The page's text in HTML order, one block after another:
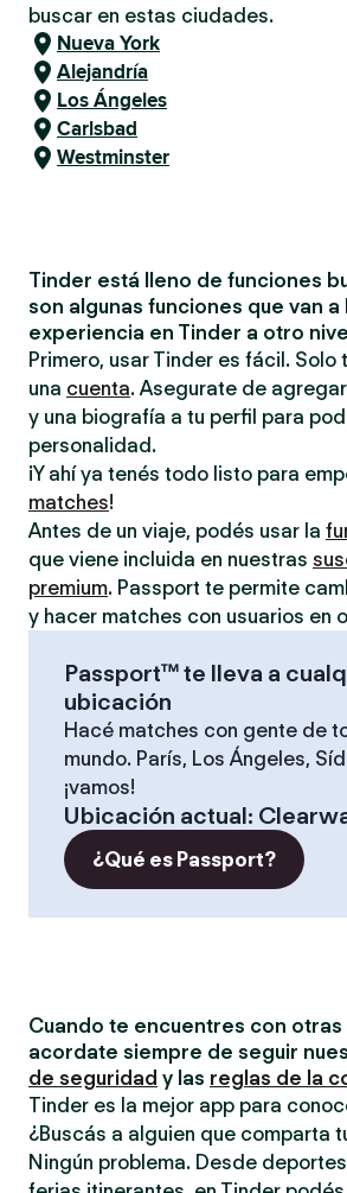
buscar en estas ciudades.
Nueva York
Alejandría
Los Ángeles
Carlsbad
Westminster
Tinder está lleno de funciones
son algunas funciones que van a
experiencia en Tinder a otro
Primero, usar Tinder es fácil. Solo
una cuenta. Asegurate de
y una biografía a tu perfil para
personalidad.
¡Y ahí ya tenés todo listo para
matches!
Antes de un viaje, podés usar la
que viene incluida en nuestras
premium. Passport te permite
y hacer matches con usuarios en
Passport™ te lleva a
ubicación
Hacé matches con gente de
mundo. París, Los Ángeles,
¡vamos!
Ubicación actual:
¿Qué es Passport?
Cuando te encuentres con
acordate siempre de seguir
de seguridad y las reglas de la
Tinder es la mejor app para
¿Buscás a alguien que comparta
Ningún problema. Desde